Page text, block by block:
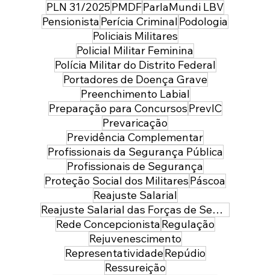
PLN 31/2025PMDFParlaMundi LBV
PensionistaPerícia CriminalPodologia
Policiais Militares
Policial Militar Feminina
Polícia Militar do Distrito Federal
Portadores de Doença Grave
Preenchimento Labial
Preparação para ConcursosPrevIC
Prevaricação
Previdência Complementar
Profissionais da Segurança Pública
Profissionais de Segurança
Proteção Social dos MilitaresPáscoa
Reajuste Salarial
Reajuste Salarial das Forças de Segurança do Distrito Federal
Rede ConcepcionistaRegulação
Rejuvenescimento
RepresentatividadeRepúdio
Ressureição